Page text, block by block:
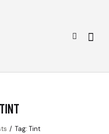
Tag: Tint